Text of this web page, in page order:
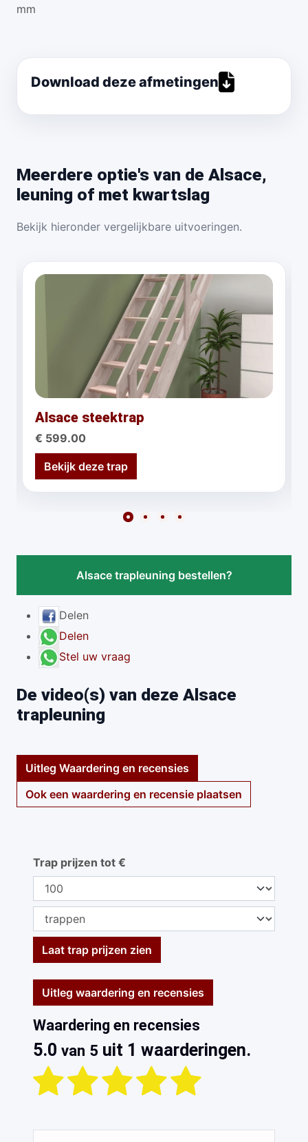
mm
Download deze afmetingen
Meerdere optie's van de Alsace,
leuning of met kwartslag
Bekijk hieronder vergelijkbare uitvoeringen.
Alsace steektrap
€ 599.00
Bekijk deze trap
Alsace trapleuning bestellen?
Delen
Delen
Stel uw vraag
De video(s) van deze Alsace
trapleuning
Uitleg Waardering en recensies
Ook een waardering en recensie plaatsen
Trap prijzen tot €
Laat trap prijzen zien
Uitleg waardering en recensies
Waardering en recensies
5.0 van 5 uit 1 waarderingen.